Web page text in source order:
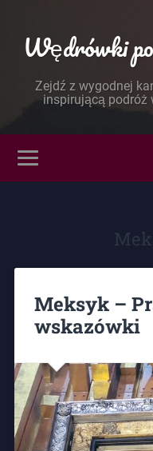
Wędrówki
Zejdź z wygodnej
inspirującą podróż
Meksyk –
wskazówki